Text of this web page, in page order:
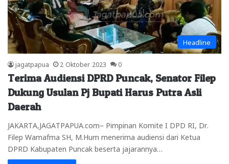
Headline
jagatpapua 2 Oktober 2023 0
Terima Audiensi DPRD Puncak, Senator Filep
Dukung Usulan Pj Bupati Harus Putra Asli
Daerah
JAKARTA,JAGATPAPUA.com– Pimpinan Komite I DPD RI, Dr.
Filep Wamafma SH, M.Hum menerima audiensi dari Ketua
DPRD Kabupaten Puncak beserta jajarannya…